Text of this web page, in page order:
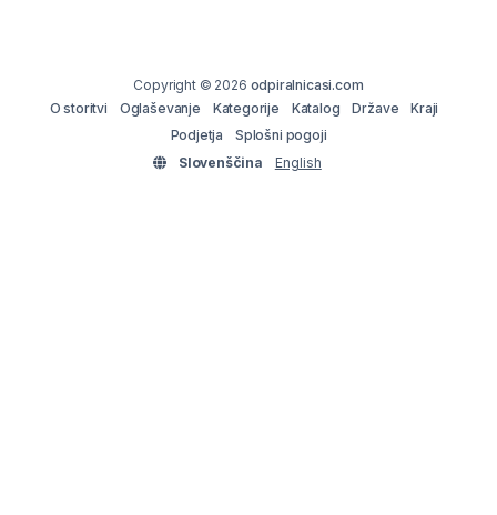
Copyright © 2026 odpiralnicasi.com
O storitvi
Oglaševanje Kategorije Katalog Države
Kraji
Podjetja
Splošni pogoji
Slovenščina
English